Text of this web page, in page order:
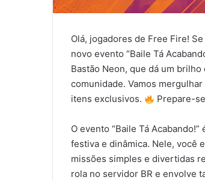
Olá, jogadores de Free Fire!
novo evento “Baile Tá
Bastão Neon, que dá um
comunidade. Vamos
itens exclusivos.
Prepare-
O evento “Baile Tá
festiva e dinâmica. Nele, você
missões simples e divertidas
rola no servidor BR e envolve